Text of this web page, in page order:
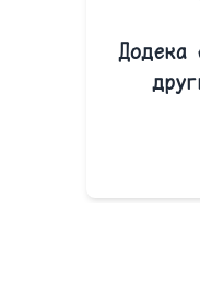
Додека